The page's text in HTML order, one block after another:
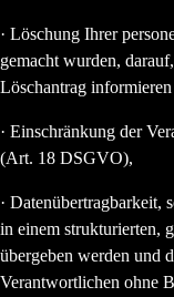
· Löschung Ihrer
gemacht wurden,
Löschantrag
· Einschränkung der
(Art. 18 DSGVO),
· Datenübertragbarkeit,
in einem strukturierten,
übergeben werden und
Verantwortlichen ohne